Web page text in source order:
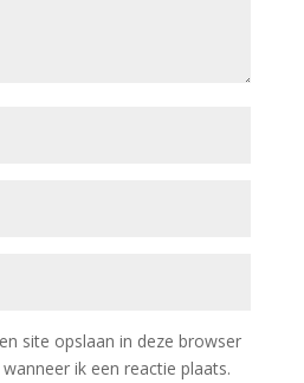
site opslaan in deze browser
ik een reactie plaats.